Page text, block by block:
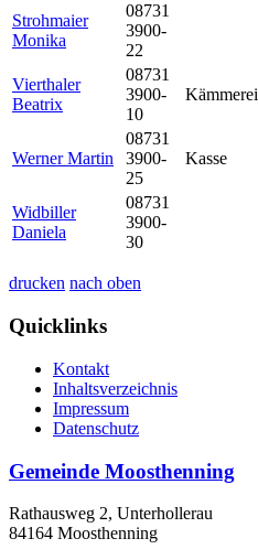
Strohmaier
Monika
08731
3900-
22
Vierthaler
Beatrix
08731
3900-
10
Kämmerei
Werner Martin
08731
3900-
25
Kasse
Widbiller
Daniela
08731
3900-
30
drucken nach oben
Quicklinks
Kontakt
Inhaltsverzeichnis
Impressum
Datenschutz
Gemeinde Moosthenning
Rathausweg 2, Unterhollerau
84164 Moosthenning